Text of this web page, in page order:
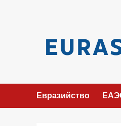
Евразийство